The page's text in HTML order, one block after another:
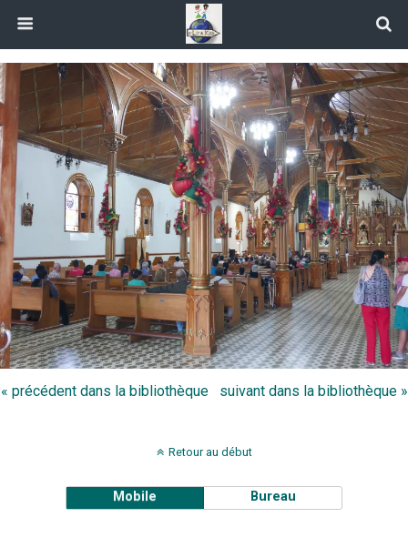
« précédent dans la bibliothèque suivant dans la bibliothèque »
Retour au début
Mobile Bureau